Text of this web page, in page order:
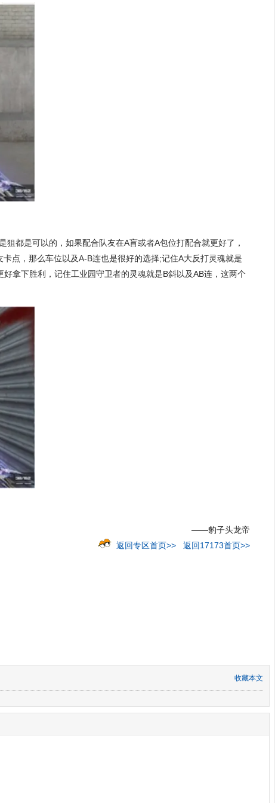
都是可以的，如果配合队友在A盲或者A包位打配合就更好了，
点，那么车位以及A-B连也是很好的选择;记住A大反打灵魂就是
拿下胜利，记住工业园守卫者的灵魂就是B斜以及AB连，这两个
——豹子头龙帝
返回专区首页>>
返回17173首页>>
收藏本文